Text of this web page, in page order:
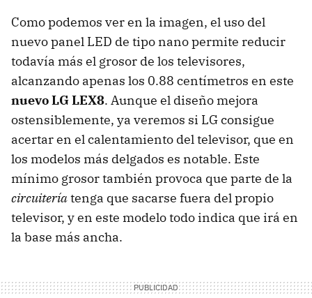
Como podemos ver en la imagen, el uso del
nuevo panel LED de tipo nano permite reducir
todavía más el grosor de los televisores,
alcanzando apenas los 0.88 centímetros en este
nuevo LG LEX8. Aunque el diseño mejora
ostensiblemente, ya veremos si LG consigue
acertar en el calentamiento del televisor, que en
los modelos más delgados es notable. Este
mínimo grosor también provoca que parte de la
circuiteríatenga que sacarse fuera del propio
televisor, y en este modelo todo indica que irá en
la base más ancha.